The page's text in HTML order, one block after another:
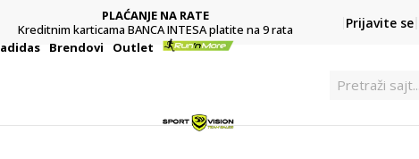
PLAĆANJE NA RATE
Kreditnim karticama BANCA INTESA platite na 9 rata
Prijavite se
adidas Brendovi Outlet
Pretraži s